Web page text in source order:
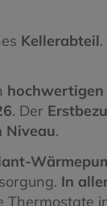
Kellerabteil.
hochwertigen
. Der
Niveau.
In
Thermostate